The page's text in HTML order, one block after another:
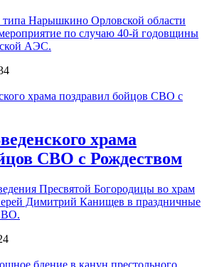
типа Нарышкино Орловской области
по случаю 40-й годовщины
АЭС.
храма
СВО с Рождеством
Пресвятой Богородицы во храм
Димитрий Канищев в праздничные